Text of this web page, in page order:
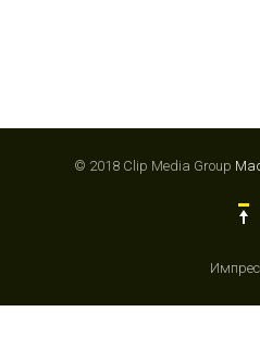
© 2018 Clip Media Group